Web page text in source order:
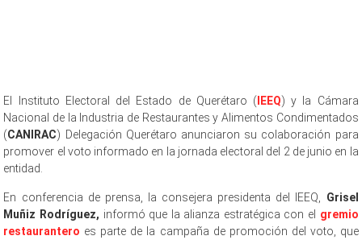
El Instituto Electoral del Estado de Querétaro (IEEQ) y la Cámara
Nacional de la Industria de Restaurantes y Alimentos Condimentados
(CANIRAC) Delegación Querétaro anunciaron su colaboración para
promover el voto informado en la jornada electoral del 2 de junio en la
entidad.
En conferencia de prensa, la consejera presidenta del IEEQ, Grisel
Muñiz Rodríguez, informó que la alianza estratégica con el gremio
restaurantero es parte de la campaña de promoción del voto, que